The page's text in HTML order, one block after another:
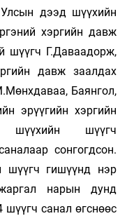
дээд шүүхийн
хэргийн давж
шүүгч Г.Даваадорж,
давж заалдах
Баянгол,
эрүүгийн хэргийн
шүүгч
сонгогдсон.
гишүүнд нэр
нарын дунд
шүүгч санал өгснөөс